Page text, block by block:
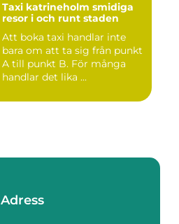
Taxi katrineholm smidiga
resor i och runt staden
Att boka taxi handlar inte
bara om att ta sig från punkt
A till punkt B. För många
handlar det lika ...
Adress